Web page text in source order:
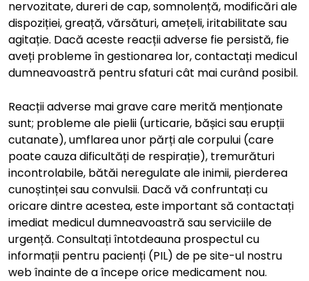
nervozitate, dureri de cap, somnolență, modificări ale
dispoziției, greață, vărsături, amețeli, iritabilitate sau
agitație. Dacă aceste reacții adverse fie persistă, fie
aveți probleme în gestionarea lor, contactați medicul
dumneavoastră pentru sfaturi cât mai curând posibil.
Reacții adverse mai grave care merită menționate
sunt; probleme ale pielii (urticarie, bășici sau erupții
cutanate), umflarea unor părți ale corpului (care
poate cauza dificultăți de respirație), tremurături
incontrolabile, bătăi neregulate ale inimii, pierderea
cunoștinței sau convulsii. Dacă vă confruntați cu
oricare dintre acestea, este important să contactați
imediat medicul dumneavoastră sau serviciile de
urgență. Consultați întotdeauna prospectul cu
informații pentru pacienți (PIL) de pe site-ul nostru
web înainte de a începe orice medicament nou.